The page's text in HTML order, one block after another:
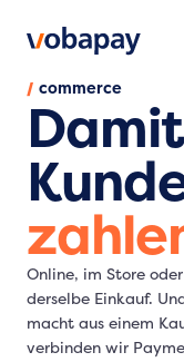
/ commerce
Online, im Store
derselbe Einkauf.
macht aus einem
verbinden wir